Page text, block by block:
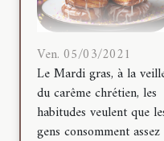
Ven. 05/03/2021
Le Mardi gras, à la
du carême chrétien, les
habitudes veulent que
gens consomment assez